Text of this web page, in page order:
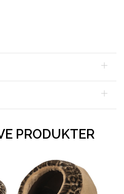
PRODUKTER